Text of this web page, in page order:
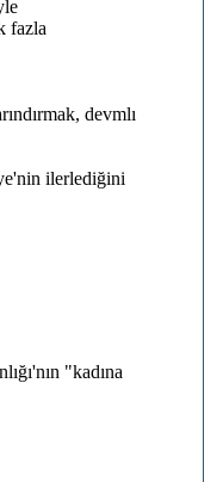
fazla
devmlı
ilerlediğini
"kadına